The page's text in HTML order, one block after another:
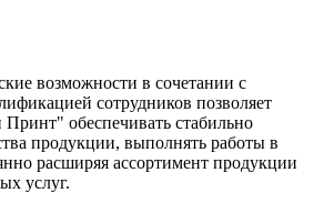
возможности в сочетании с
сотрудников позволяет
обеспечивать стабильно
продукции, выполнять работы в
расширяя ассортимент продукции
услуг.